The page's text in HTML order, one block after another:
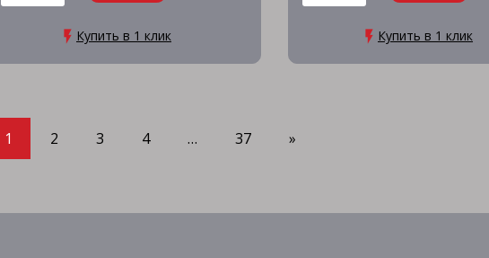
Купить в 1 клик Купить в 1 клик
1 2 3 4 … 37 »